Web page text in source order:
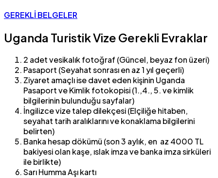
GEREKLİ BELGELER
Uganda Turistik Vize Gerekli Evraklar
2 adet vesikalık fotoğraf (Güncel, beyaz fon üzeri)
Pasaport (Seyahat sonrası en az 1 yıl geçerli)
Ziyaret amaçlı ise davet eden kişinin Uganda
Pasaport ve Kimlik fotokopisi (1.,4., 5. ve kimlik
bilgilerinin bulunduğu sayfalar)
İngilizce vize talep dilekçesi (Elçiliğe hitaben,
seyahat tarih aralıklarını ve konaklama bilgilerini
belirten)
Banka hesap dökümü (son 3 aylık, en az 4000 TL
bakiyesi olan kaşe, ıslak imza ve banka imza sirküleri
ile birlikte)
Sarı Humma Aşı kartı